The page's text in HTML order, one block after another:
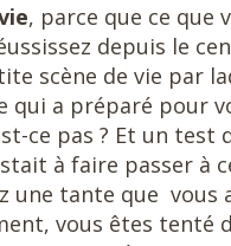
, parce que ce que
depuis le
scène de vie par
qui a préparé pour
ce pas ? Et un test
à faire passer à
une tante que
vous êtes tenté